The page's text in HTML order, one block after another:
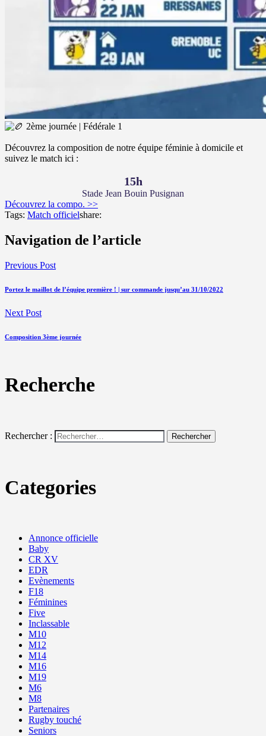
2ème journée | Fédérale 1
Découvrez la composition de notre équipe féminie à domicile et
suivez le match ici :
15h
Stade Jean Bouin Pusignan
Découvrez la compo. >>
Tags: Match officielshare:
Navigation de l’article
Previous Post
Portez le maillot de l’équipe première ! | sur commande jusqu’au 31/10/2022
Next Post
Composition 3ème journée
Recherche
Rechercher :
Categories
Annonce officielle
Baby
CR XV
EDR
Evènements
F18
Féminines
Five
Inclassable
M10
M12
M14
M16
M19
M6
M8
Partenaires
Rugby touché
Seniors